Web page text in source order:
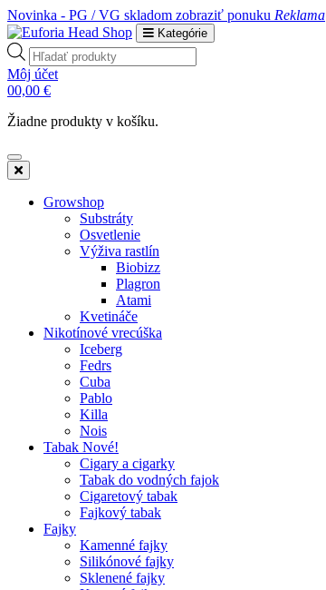
Novinka - PG / VG skladom zobraziť ponuku Reklama
Kategórie
Products
search
Môj účet
00,00 €
Žiadne produkty v košíku.
Growshop
Substráty
Osvetlenie
Výživa rastlín
Biobizz
Plagron
Atami
Kvetináče
Nikotínové vrecúška
Iceberg
Fedrs
Cuba
Pablo
Killa
Nois
Tabak Nové!
Cigary a cigarky
Tabak do vodných fajok
Cigaretový tabak
Fajkový tabak
Fajky
Kamenné fajky
Silikónové fajky
Sklenené fajky